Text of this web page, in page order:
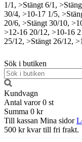
1/1, >Stängt 6/1,
30/4, >10-17 1/5,
20/6, >Stängt 30/10,
>12-16 20/12, >10-16
25/12, >Stängt 26/12,
Sök i butiken
Kundvagn
Antal varor 0 st
Summa 0 kr
Till kassan Mina sidor
500 kr kvar till fri frakt.